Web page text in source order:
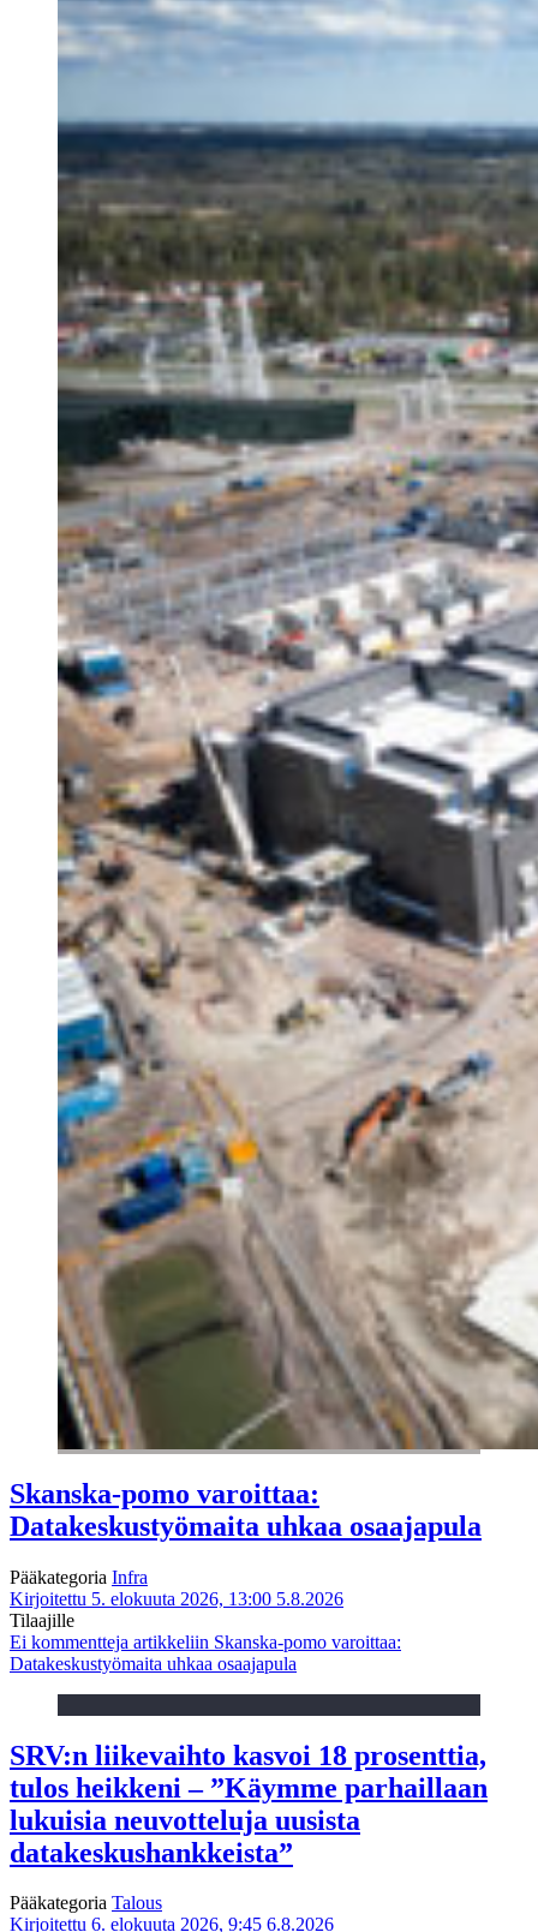
Skanska-pomo varoittaa:
Datakeskustyömaita uhkaa osaajapula
Pääkategoria Infra
Kirjoitettu 5. elokuuta 2026, 13:00 5.8.2026
Tilaajille
Ei kommentteja artikkeliin Skanska-pomo varoittaa:
Datakeskustyömaita uhkaa osaajapula
SRV:n liikevaihto kasvoi 18 prosenttia,
tulos heikkeni – ”Käymme parhaillaan
lukuisia neuvotteluja uusista
datakeskushankkeista”
Pääkategoria Talous
Kirjoitettu 6. elokuuta 2026, 9:45 6.8.2026